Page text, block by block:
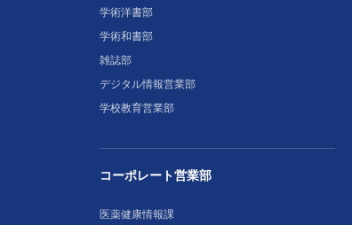
学術洋書部
学術和書部
雑誌部
デジタル情報営業部
学校教育営業部
コーポレート営業部
医薬健康情報課